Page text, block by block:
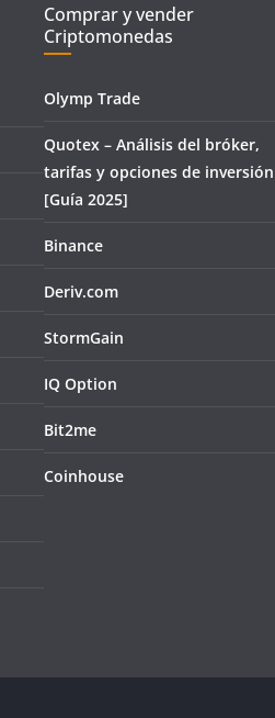
Comprar y vender
Criptomonedas
Olymp Trade
Quotex – Análisis del bróker,
tarifas y opciones de inversión
[Guía 2025]
Binance
Deriv.com
StormGain
IQ Option
Bit2me
Coinhouse